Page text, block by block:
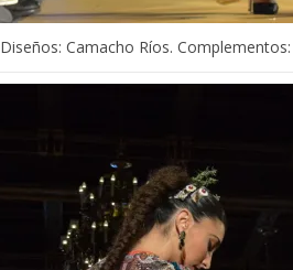
Diseños: Camacho Ríos.